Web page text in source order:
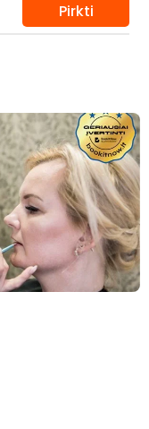
Pirkti